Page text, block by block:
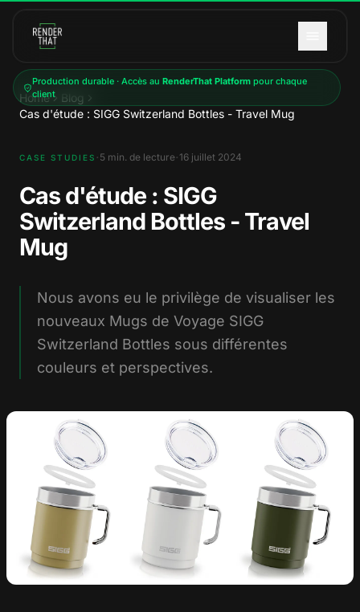
Production durable · Accès au RenderThat Platformpour chaque
client
Home
Blog
Cas d'étude : SIGG Switzerland Bottles - Travel Mug
CASE STUDIES · 5 min. de lecture· 16 juillet 2024
Cas d'étude : SIGG
Switzerland Bottles - Travel
Mug
Nous avons eu le privilège de visualiser les
nouveaux Mugs de Voyage SIGG
Switzerland Bottles sous différentes
couleurs et perspectives.